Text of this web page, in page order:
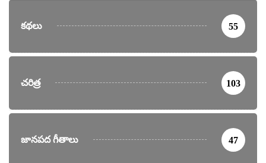
కథలు 55
చరిత్ర 103
జానపద గీతాలు 47